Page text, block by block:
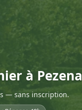
à
— sans inscription.